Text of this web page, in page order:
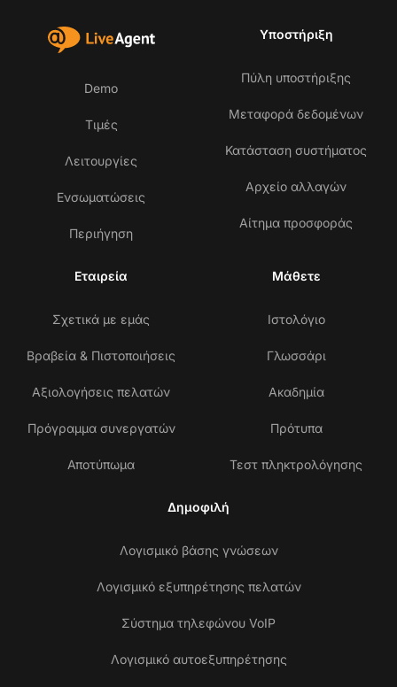
Demo
Τιμές
Λειτουργίες
Ενσωματώσεις
Περιήγηση
Υποστήριξη
Πύλη υποστήριξης
Μεταφορά δεδομένων
Κατάσταση συστήματος
Αρχείο αλλαγών
Αίτημα προσφοράς
Εταιρεία
Σχετικά με εμάς
Βραβεία & Πιστοποιήσεις
Αξιολογήσεις πελατών
Πρόγραμμα συνεργατών
Αποτύπωμα
Μάθετε
Ιστολόγιο
Γλωσσάρι
Ακαδημία
Πρότυπα
Τεστ πληκτρολόγησης
Δημοφιλή
Λογισμικό βάσης γνώσεων
Λογισμικό εξυπηρέτησης πελατών
Σύστημα τηλεφώνου VoIP
Λογισμικό αυτοεξυπηρέτησης